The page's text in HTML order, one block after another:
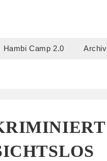
Hambi Camp 2.0 Archiv